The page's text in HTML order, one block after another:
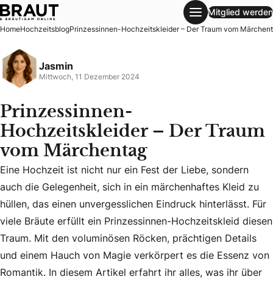
Prinzessinnen-Hochzeitskleider – Der Traum vom
Mitglied werden
HomeHochzeitsblogPrinzessinnen-Hochzeitskleider – Der Traum vom
Jasmin
Mittwoch, 11 Dezember 2024
Prinzessinnen-
Hochzeitskleider – Der Traum
vom Märchentag
Eine Hochzeit ist nicht nur ein Fest der Liebe, sondern
Eine Hochzeit ist nicht nur ein Fest der Liebe, sondern
auch die Gelegenheit, sich in ein märchenhaftes Kleid zu
hüllen, das einen unvergesslichen Eindruck hinterlässt. Für
viele Bräute erfüllt ein Prinzessinnen-Hochzeitskleid diesen
Traum. Mit den voluminösen Röcken, prächtigen Details
und einem Hauch von Magie verkörpert es die Essenz von
Romantik. In diesem Artikel erfahrt ihr alles, was ihr über